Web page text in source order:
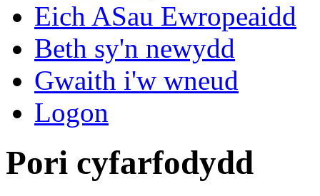
Eich ASau Ewropeaidd
Beth sy'n newydd
Gwaith i'w wneud
Logon
Pori cyfarfodydd